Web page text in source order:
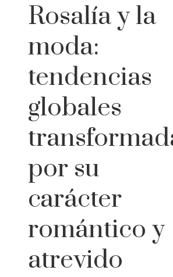
Rosalía y la
moda:
tendencias
globales
por su
carácter
romántico y
atrevido